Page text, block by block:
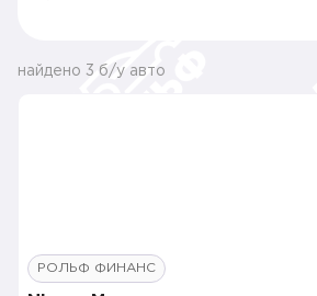
найдено 3 б/у авто
РОЛЬФ ФИНАНС